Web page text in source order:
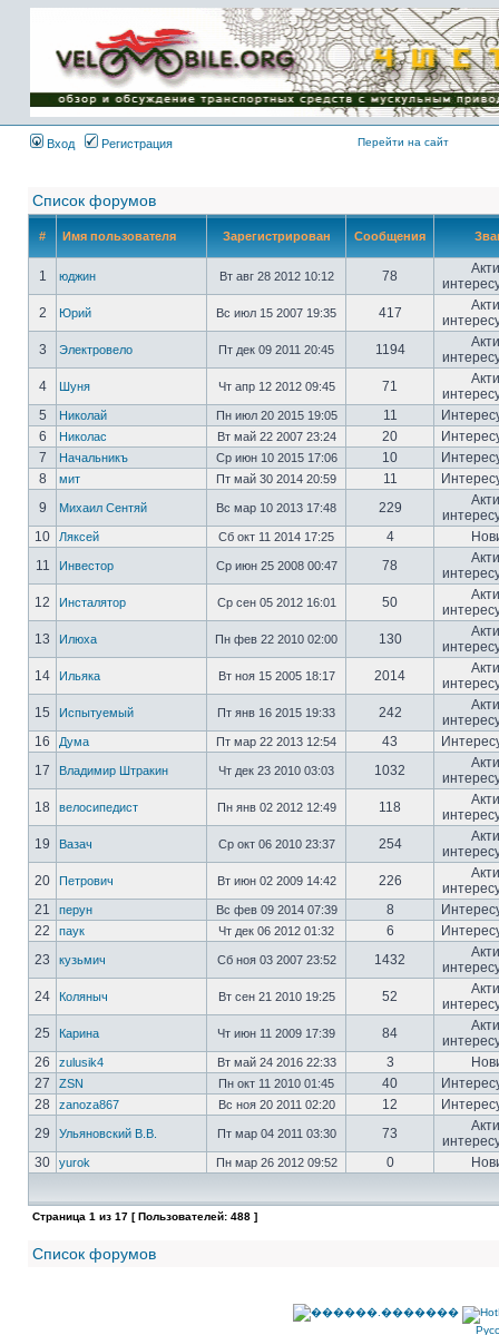
Имя пользователя:
Пароль:
{ LOG_ME_IN_SHORT
}
Вход
Регистрация Перейти на сайт
Список форумов
# Имя пользователя Зарегистрирован Сообщения
1 юджин Вт авг 28 2012 10:12 78
2
Юрий Вс июл 15 2007 19:35 417
3
Электровело Пт дек 09 2011 20:45 1194
4
Шуня Чт апр 12 2012 09:45 71
5
Николай Пн июл 20 2015 19:05 11
6
Николас Вт май 22 2007 23:24 20
7
Начальникъ Ср июн 10 2015 17:06 10
8
мит Пт май 30 2014 20:59 11
9
Михаил Сентяй Вс мар 10 2013 17:48 229
10
Ляксей Сб окт 11 2014 17:25 4
11
Инвестор Ср июн 25 2008 00:47 78
12
Инсталятор Ср сен 05 2012 16:01 50
13
Илюха Пн фев 22 2010 02:00 130
14
Ильяка Вт ноя 15 2005 18:17 2014
15
Испытуемый Пт янв 16 2015 19:33 242
16
Дума Пт мар 22 2013 12:54 43
17
Владимир Штракин Чт дек 23 2010 03:03 1032
18
велосипедист Пн янв 02 2012 12:49 118
19
Вазач Ср окт 06 2010 23:37 254
20
Петрович Вт июн 02 2009 14:42 226
21
перун Вс фев 09 2014 07:39 8
22
паук Чт дек 06 2012 01:32 6
23
кузьмич Сб ноя 03 2007 23:52 1432
24
Коляныч Вт сен 21 2010 19:25 52
25
Карина Чт июн 11 2009 17:39 84
26
zulusik4 Вт май 24 2016 22:33 3
27
ZSN Пн окт 11 2010 01:45 40
28
zanoza867 Вс ноя 20 2011 02:20 12
29
Ульяновский В.В. Пт мар 04 2011 03:30 73
30
yurok Пн мар 26 2012 09:52 0
Страница 1 из 17 [ Пользователей: 488 ]
Список форумов